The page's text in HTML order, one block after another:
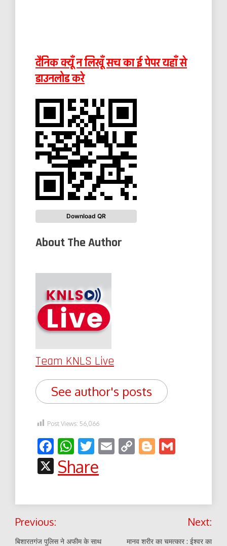
दैनिक क्यूँ न लिखूँ सच का ई पेपर यहाँ से
डाउनलोड करे
Download QR
About The Author
Team KNLS Live
See author's posts
Post Views: 56,066
Facebook
WhatsApp
Twitter
EmailCopyBlogger
X
Share
Post
navigation
Previous:
बिशारतगंज पुलिस ने अफीम के साथ
Next:
मानव शरीर का चमत्कार : ईश्वर का